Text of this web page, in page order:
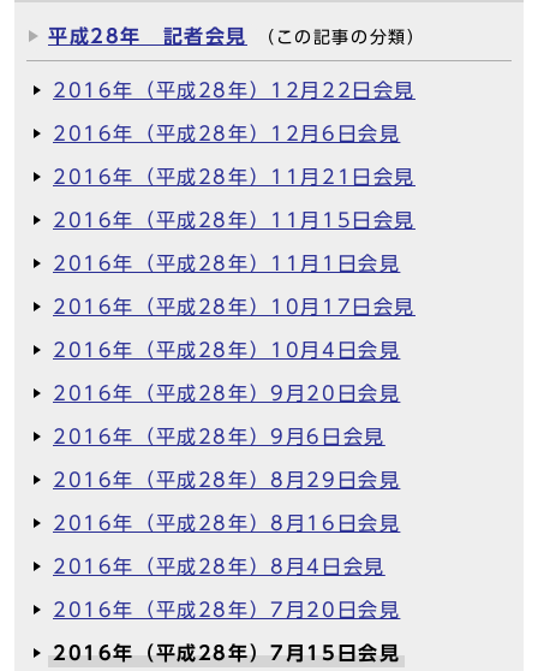
平成28年 記者会見 （この記事の分類）
2016年（平成28年）12月22日会見
2016年（平成28年）12月6日会見
2016年（平成28年）11月21日会見
2016年（平成28年）11月15日会見
2016年（平成28年）11月1日会見
2016年（平成28年）10月17日会見
2016年（平成28年）10月4日会見
2016年（平成28年）9月20日会見
2016年（平成28年）9月6日会見
2016年（平成28年）8月29日会見
2016年（平成28年）8月16日会見
2016年（平成28年）8月4日会見
2016年（平成28年）7月20日会見
2016年（平成28年）7月15日会見